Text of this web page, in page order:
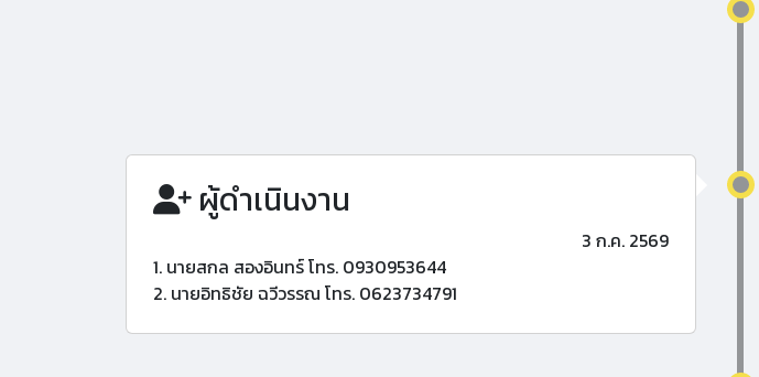
ผู้ดำเนินงาน
3 ก.ค. 2569
1. นายสกล สองอินทร์ โทร. 0930953644
2. นายอิทธิชัย ฉวีวรรณ โทร. 0623734791